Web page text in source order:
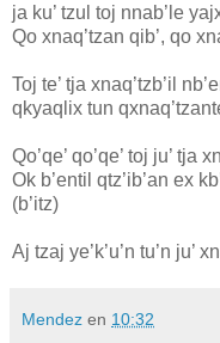
ja ku’ tzul toj nnab’le
Qo xnaq’tzan qib’, qo
Toj te’ tja xnaq’tzb’il
qkyaqlix tun
Qo’qe’ qo’qe’ toj ju’ tja
Ok b’entil qtz’ib’an ex
(b’itz)
Aj tzaj ye’k’u’n tu’n ju’
Mendez en 10:32